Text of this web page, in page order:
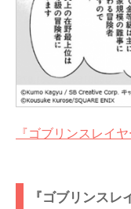
『ゴブリンスレイ
『ゴブリンス